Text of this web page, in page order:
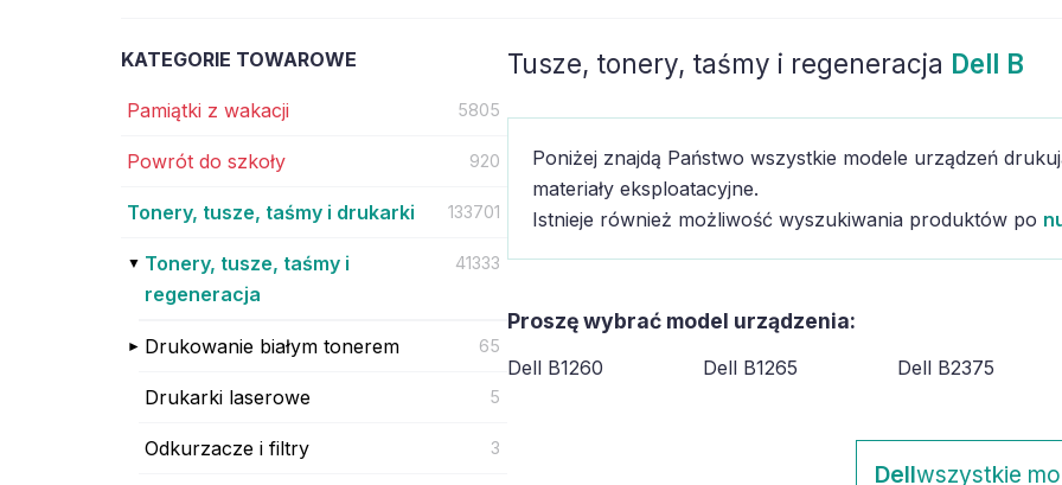
KATEGORIE TOWAROWE
Pamiątki z wakacji 5805
Powrót do szkoły 920
Tonery, tusze, taśmy i drukarki 133701
Tonery, tusze, taśmy i
regeneracja
41333
Drukowanie białym tonerem 65
Drukarki laserowe 5
Odkurzacze i filtry 3
Tusze, tonery, taśmy i regeneracja Dell B
Poniżej znajdą Państwo wszystkie modele urządzeń
materiały eksploatacyjne.
Istnieje również możliwość wyszukiwania produktów po
Proszę wybrać model urządzenia:
Dell B1260 Dell B1265 Dell B2375
Dellwszystkie